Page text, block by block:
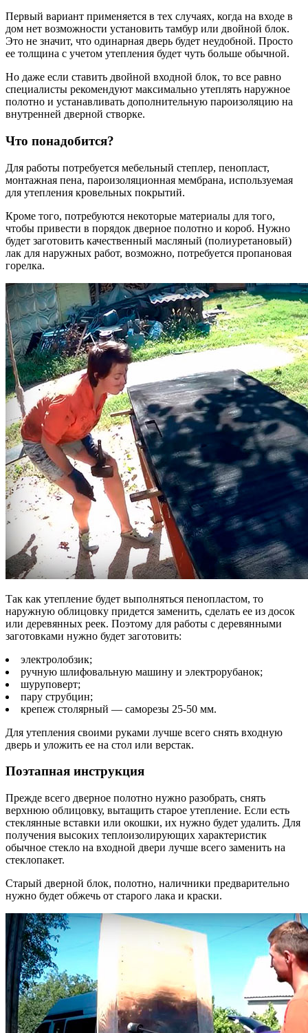
Первый вариант применяется в тех случаях, когда на входе в
дом нет возможности установить тамбур или двойной блок.
Это не значит, что одинарная дверь будет неудобной. Просто
ее толщина с учетом утепления будет чуть больше обычной.
Но даже если ставить двойной входной блок, то все равно
специалисты рекомендуют максимально утеплять наружное
полотно и устанавливать дополнительную пароизоляцию на
внутренней дверной створке.
Что понадобится?
Для работы потребуется мебельный степлер, пенопласт,
монтажная пена, пароизоляционная мембрана, используемая
для утепления кровельных покрытий.
Кроме того, потребуются некоторые материалы для того,
чтобы привести в порядок дверное полотно и короб. Нужно
будет заготовить качественный масляный (полиуретановый)
лак для наружных работ, возможно, потребуется пропановая
горелка.
Так как утепление будет выполняться пенопластом, то
наружную облицовку придется заменить, сделать ее из досок
или деревянных реек. Поэтому для работы с деревянными
заготовками нужно будет заготовить:
электролобзик;
ручную шлифовальную машину и электрорубанок;
шуруповерт;
пару струбцин;
крепеж столярный — саморезы 25-50 мм.
Для утепления своими руками лучше всего снять входную
дверь и уложить ее на стол или верстак.
Поэтапная инструкция
Прежде всего дверное полотно нужно разобрать, снять
верхнюю облицовку, вытащить старое утепление. Если есть
стеклянные вставки или окошки, их нужно будет удалить. Для
получения высоких теплоизолирующих характеристик
обычное стекло на входной двери лучше всего заменить на
стеклопакет.
Старый дверной блок, полотно, наличники предварительно
нужно будет обжечь от старого лака и краски.